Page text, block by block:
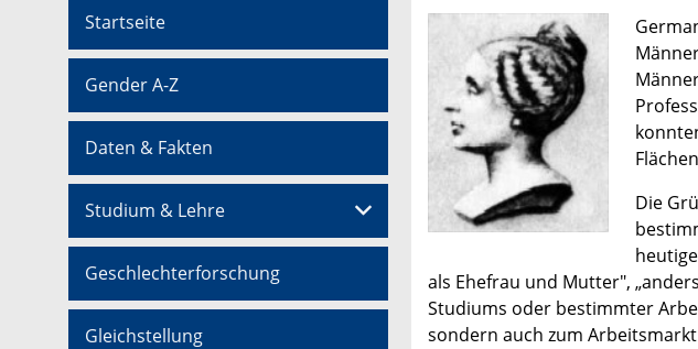
Startseite
Gender A-Z
Daten & Fakten
Studium & Lehre
Geschlechterforschung
Gleichstellung
Die
als Ehefrau und Mutter",
Studiums oder bestimmter
sondern auch zum